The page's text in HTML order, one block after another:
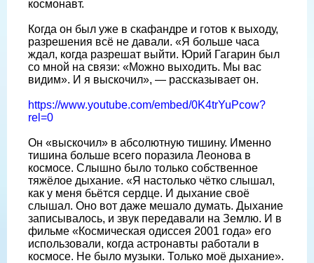
космонавт.
Когда он был уже в скафандре и готов к выходу,
разрешения всё не давали. «Я больше часа
ждал, когда разрешат выйти. Юрий Гагарин был
со мной на связи: «Можно выходить. Мы вас
видим». И я выскочил», — рассказывает он.
https://www.youtube.com/embed/0K4trYuPcow?
rel=0
Он «выскочил» в абсолютную тишину. Именно
тишина больше всего поразила Леонова в
космосе. Слышно было только собственное
тяжёлое дыхание. «Я настолько чётко слышал,
как у меня бьётся сердце. И дыхание своё
слышал. Оно вот даже мешало думать. Дыхание
записывалось, и звук передавали на Землю. И в
фильме «Космическая одиссея 2001 года» его
использовали, когда астронавты работали в
космосе. Не было музыки. Только моё дыхание».